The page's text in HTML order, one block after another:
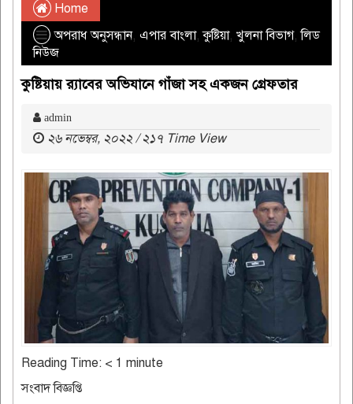
Home
অপরাধ অনুসন্ধান, এপার বাংলা,কুষ্টিয়া,খুলনা বিভাগ,লিড
নিউজ
কুষ্টিয়ায় র‌্যাবের অভিযানে গাঁজা সহ একজন গ্রেফতার
admin
২৬ নভেম্বর, ২০২২ / ২১৭ Time View
Reading Time: < 1 minute
সংবাদ বিজ্ঞপ্তি